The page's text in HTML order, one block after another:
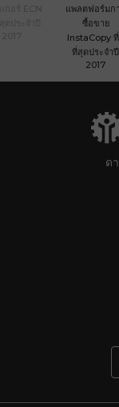
แพลตฟอร์มก
ซื้อขาย
InstaCopy
ที่สุดประจำปี
2017
ด